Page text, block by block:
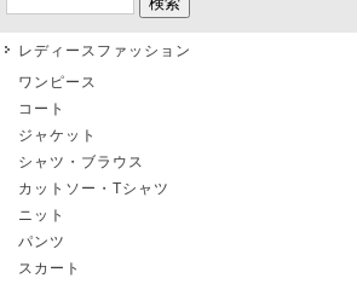
レディースファッション
ワンピース
コート
ジャケット
シャツ・ブラウス
カットソー・Tシャツ
ニット
パンツ
スカート